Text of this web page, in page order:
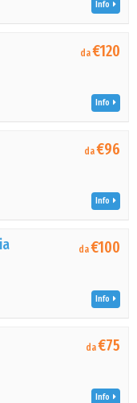
Info
da€120
Info
da€96
Info
da€100
Info
da€75
Info